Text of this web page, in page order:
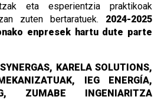
eta esperientzia praktikoak
zuten bertaratuek. 2024-2025
enpresek hartu dute parte
KARELA SOLUTIONS,
IEG ENERGÍA,
ZUMABE INGENIARITZA